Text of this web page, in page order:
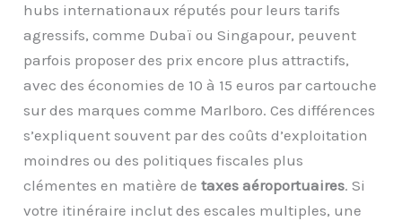
hubs internationaux réputés pour leurs tarifs
agressifs, comme Dubaï ou Singapour, peuvent
parfois proposer des prix encore plus attractifs,
avec des économies de 10 à 15 euros par cartouche
sur des marques comme Marlboro. Ces différences
s’expliquent souvent par des coûts d’exploitation
moindres ou des politiques fiscales plus
clémentes en matière detaxes aéroportuaires. Si
votre itinéraire inclut des escales multiples, une